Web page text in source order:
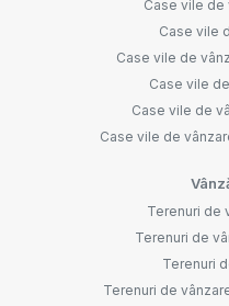
Case vile de
Case vile
Case vile de
Case vile
Case vile de
Case vile de
Terenuri de
Terenuri de
Terenuri
Terenuri de